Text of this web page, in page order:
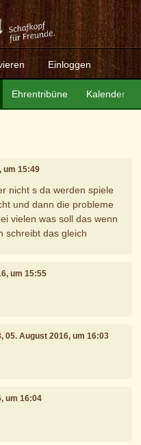
Einloggen
Ehrentribüne Kalender
um 15:49
nicht s da werden spiele
und dann die probleme
vielen was soll das wenn
schreibt das gleich
um 15:55
, 05. August 2016, um 16:03
um 16:04